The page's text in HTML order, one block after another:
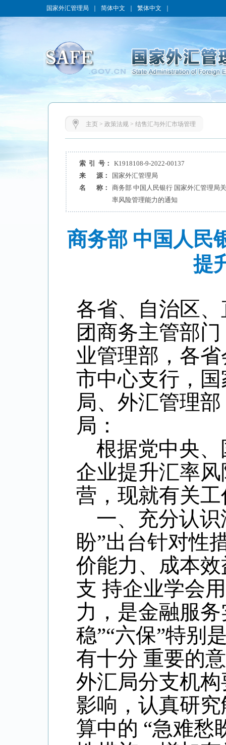
国家外汇管理局 简体中文 繁体中文
主页> 政策法规> 结售汇与外汇市场管理
索 引 号：
K1918108-9-2022-00137
来 源：
国家外汇管理局
名 称：
商务部 中国人民银行 国家外汇管理局
率风险管理能力的通知
商务部 中国人民
提
各省、自治区
团商务主管部
业管理部，各
市中心支行，
局、外汇管理
局：
根据党中央、
企业提升汇率
营，现就有关
一、充分认识
盼”出台针对性
价能力、成本
支 持企业学会
力，是金融服
稳”“六保”特别
有十分 重要的
外汇局分支机
影响，认真研
算中的 “急难愁